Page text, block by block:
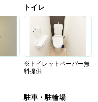
トイレ
※トイレットペーパー無
料提供
駐車・駐輪場